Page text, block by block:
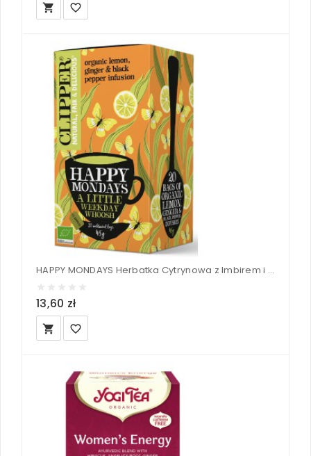
local_grocery_store favorite_border
HAPPY MONDAYS Herbatka Cytrynowa z Imbirem i Czarnym pieprzem BIO (20 x 2,25g) - CLIPPER 45 g
13,60 zł
local_grocery_store favorite_border